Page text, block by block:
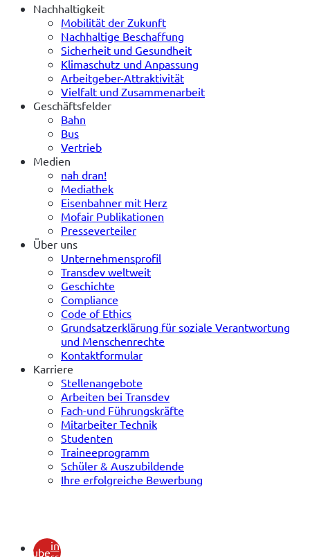
Nachhaltigkeit
Mobilität der Zukunft
Nachhaltige Beschaffung
Sicherheit und Gesundheit
Klimaschutz und Anpassung
Arbeitgeber-Attraktivität
Vielfalt und Zusammenarbeit
Geschäftsfelder
Bahn
Bus
Vertrieb
Medien
nah dran!
Mediathek
Eisenbahner mit Herz
Mofair Publikationen
Presseverteiler
Über uns
Unternehmensprofil
Transdev weltweit
Geschichte
Compliance
Code of Ethics
Grundsatzerklärung für soziale Verantwortung
und Menschenrechte
Kontaktformular
Karriere
Stellenangebote
Arbeiten bei Transdev
Fach-und Führungskräfte
Mitarbeiter Technik
Studenten
Traineeprogramm
Schüler & Auszubildende
Ihre erfolgreiche Bewerbung
youtubein